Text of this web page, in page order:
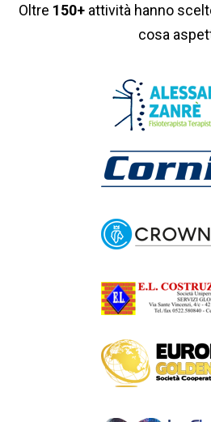
Oltre 150+ attività hanno
cosa